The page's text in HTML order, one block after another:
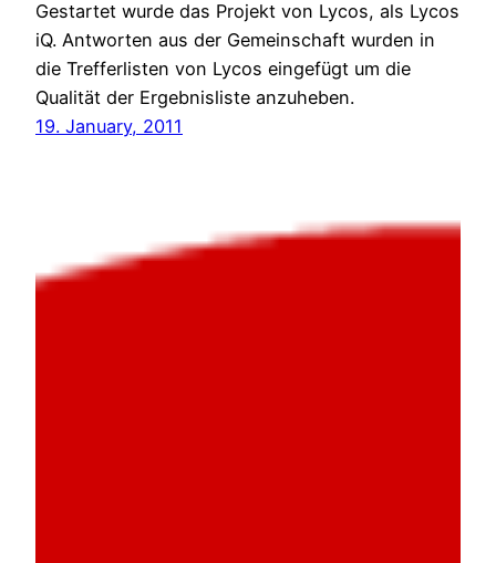
Gestartet wurde das Projekt von Lycos, als Lycos
iQ. Antworten aus der Gemeinschaft wurden in
die Trefferlisten von Lycos eingefügt um die
Qualität der Ergebnisliste anzuheben.
19. January, 2011